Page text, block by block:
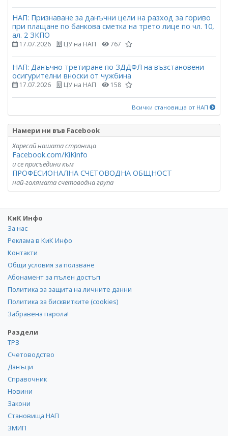
НАП: Признаване за данъчни цели на разход за гориво
при плащане по банкова сметка на трето лице по чл. 10,
ал. 2 ЗКПО
17.07.2026 ЦУ на НАП 767
НАП: Данъчно третиране по ЗДДФЛ на възстановени
осигурителни вноски от чужбина
17.07.2026 ЦУ на НАП 158
Всички становища от НАП
Намери ни във Facebook
Харесай нашата страница
Facebook.com/KiKinfo
и се присъедини към
ПРОФЕСИОНАЛНА СЧЕТОВОДНА ОБЩНОСТ
най-голямата счетоводна група
КиК Инфо
За нас
Реклама в КиК Инфо
Контакти
Общи условия за ползване
Абонамент за пълен достъп
Политика за защита на личните данни
Политика за бисквитките (cookies)
Забравена парола!
Раздели
ТРЗ
Счетоводство
Данъци
Справочник
Новини
Закони
Становища НАП
ЗМИП